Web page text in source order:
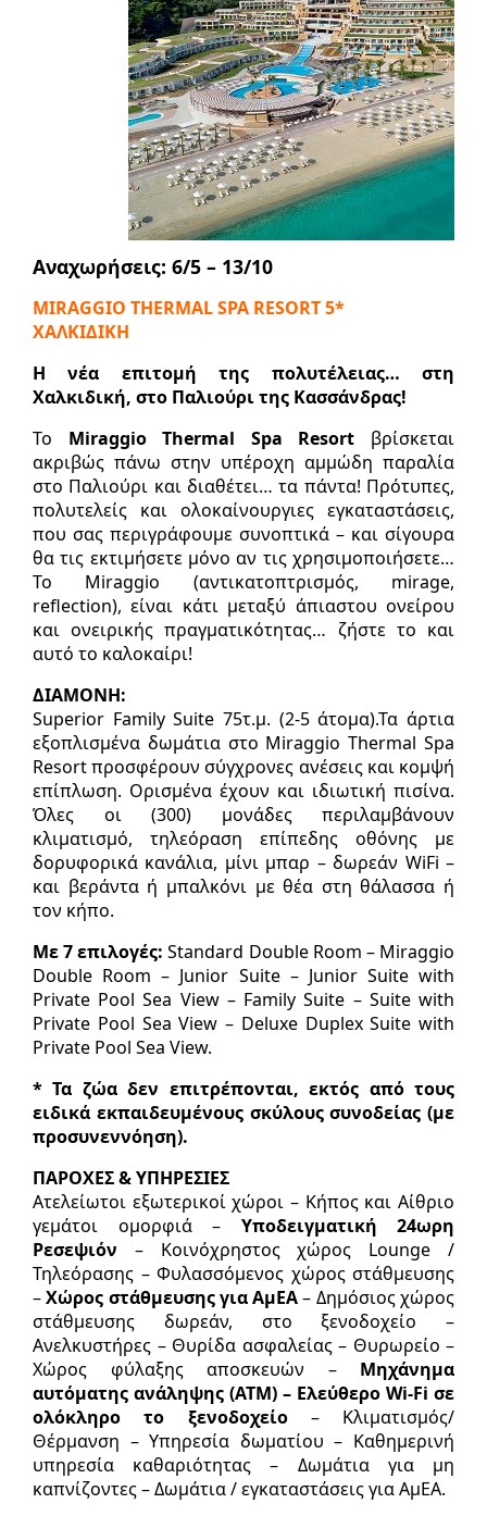
Αναχωρήσεις: 6/5 – 13/10
MIRAGGIO THERMAL SPA RESORT 5*
ΧΑΛΚΙΔΙΚΗ
Η νέα επιτοµή της πολυτέλειας… στη
Χαλκιδική, στο Παλιούρι της Κασσάνδρας!
Το Miraggio Thermal Spa Resort βρίσκεται
ακριβώς πάνω στην υπέροχη αµµώδη παραλία
στο Παλιούρι και διαθέτει… τα πάντα! Πρότυπες,
πολυτελείς και ολοκαίνουργιες εγκαταστάσεις,
που σας περιγράφουµε συνοπτικά – και σίγουρα
θα τις εκτιµήσετε µόνο αν τις χρησιµοποιήσετε…
Το Miraggio (αντικατοπτρισµός, mirage,
reflection), είναι κάτι µεταξύ άπιαστου ονείρου
και ονειρικής πραγµατικότητας… ζήστε το και
αυτό το καλοκαίρι!
ΔΙΑΜΟΝΗ:
Superior Family Suite 75τ.µ. (2-5 άτοµα).Τα άρτια
εξοπλισµένα δωµάτια στο Miraggio Thermal Spa
Resort προσφέρουν σύγχρονες ανέσεις και κοµψή
επίπλωση. Ορισµένα έχουν και ιδιωτική πισίνα.
Όλες οι (300) µονάδες περιλαµβάνουν
κλιµατισµό, τηλεόραση επίπεδης οθόνης µε
δορυφορικά κανάλια, µίνι µπαρ – δωρεάν WiFi –
και βεράντα ή µπαλκόνι µε θέα στη θάλασσα ή
τον κήπο.
Με 7 επιλογές: Standard Double Room – Miraggio
Double Room – Junior Suite – Junior Suite with
Private Pool Sea View – Family Suite – Suite with
Private Pool Sea View – Deluxe Duplex Suite with
Private Pool Sea View.
* Τα ζώα δεν επιτρέπονται, εκτός από τους
ειδικά εκπαιδευµένους σκύλους συνοδείας (µε
προσυνεννόηση).
ΠΑΡΟΧΕΣ & ΥΠΗΡΕΣΙΕΣ
Ατελείωτοι εξωτερικοί χώροι – Κήπος και Αίθριο
γεµάτοι οµορφιά – Υποδειγµατική 24ωρη
Ρεσεψιόν – Κοινόχρηστος χώρος Lounge /
Τηλεόρασης – Φυλασσόµενος χώρος στάθµευσης
–Χώρος στάθµευσης για ΑµΕΑ– Δηµόσιος χώρος
στάθµευσης δωρεάν, στο ξενοδοχείο –
Ανελκυστήρες – Θυρίδα ασφαλείας – Θυρωρείο –
Χώρος φύλαξης αποσκευών – Μηχάνηµα
αυτόµατης ανάληψης (ΑΤΜ) – Ελεύθερο Wi-Fi σε
ολόκληρο το ξενοδοχείο– Κλιµατισµός/
Θέρµανση – Υπηρεσία δωµατίου – Καθηµερινή
υπηρεσία καθαριότητας – Δωµάτια για µη
καπνίζοντες – Δωµάτια / εγκαταστάσεις για ΑµΕΑ.